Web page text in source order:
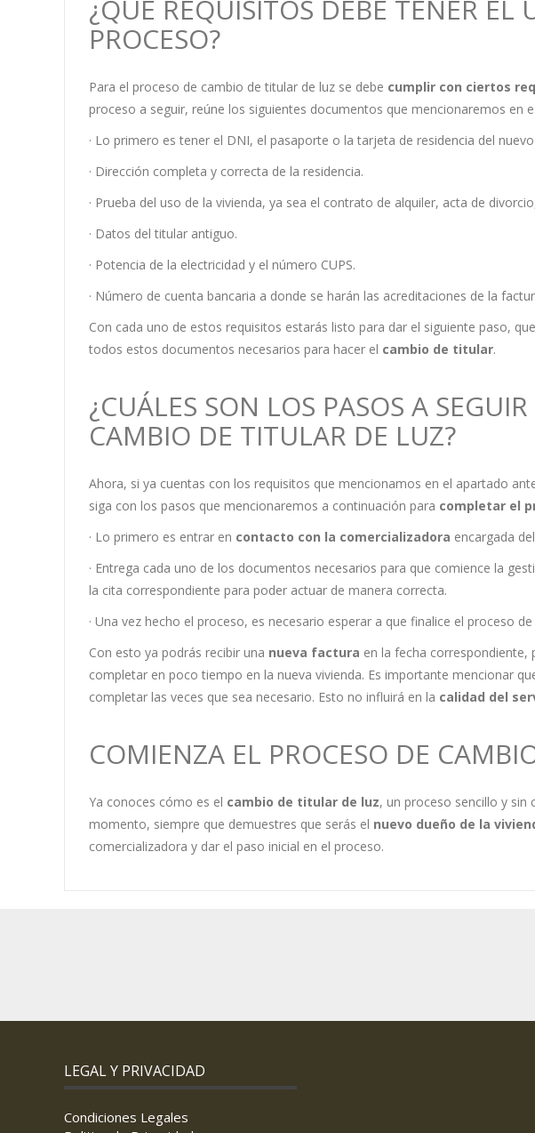
¿QUÉ REQUISITOS DEBE TENER EL
PROCESO?
Para el proceso de cambio de titular de luz se debe cumplir con ciertos
proceso a seguir, reúne los siguientes documentos que mencionaremos en
· Lo primero es tener el DNI, el pasaporte o la tarjeta de residencia del
· Dirección completa y correcta de la residencia.
· Prueba del uso de la vivienda, ya sea el contrato de alquiler, acta de
· Datos del titular antiguo.
· Potencia de la electricidad y el número CUPS.
· Número de cuenta bancaria a donde se harán las acreditaciones de la
Con cada uno de estos requisitos estarás listo para dar el siguiente paso,
todos estos documentos necesarios para hacer el cambio de titular.
¿CUÁLES SON LOS PASOS A
CAMBIO DE TITULAR DE LUZ?
Ahora, si ya cuentas con los requisitos que mencionamos en el apartado
siga con los pasos que mencionaremos a continuación para completar el
· Lo primero es entrar en contacto con la comercializadora encargada
· Entrega cada uno de los documentos necesarios para que comience la
la cita correspondiente para poder actuar de manera correcta.
· Una vez hecho el proceso, es necesario esperar a que finalice el proceso
Con esto ya podrás recibir una nueva factura en la fecha correspondiente,
completar en poco tiempo en la nueva vivienda. Es importante mencionar
completar las veces que sea necesario. Esto no influirá en la calidad del
COMIENZA EL PROCESO DE
Ya conoces cómo es el cambio de titular de luz, un proceso sencillo y sin
momento, siempre que demuestres que serás el nuevo dueño de la
comercializadora y dar el paso inicial en el proceso.
LEGAL Y PRIVACIDAD
Condiciones Legales